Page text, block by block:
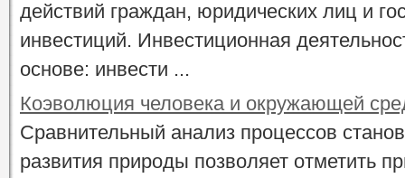
действий граждан, юридических лиц и
инвестиций. Инвестиционная
основе: инвести ...
Коэволюция человека и окружающей
Сравнительный анализ процессов
развития природы позволяет отметить